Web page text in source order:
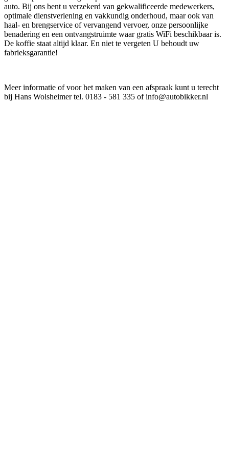
auto. Bij ons bent u verzekerd van gekwalificeerde medewerkers,
optimale dienstverlening en vakkundig onderhoud, maar ook van
haal- en brengservice of vervangend vervoer, onze persoonlijke
benadering en een ontvangstruimte waar gratis WiFi beschikbaar is.
De koffie staat altijd klaar. En niet te vergeten U behoudt uw
fabrieksgarantie!
Meer informatie of voor het maken van een afspraak kunt u terecht
bij Hans Wolsheimer tel. 0183 - 581 335 of info@autobikker.nl